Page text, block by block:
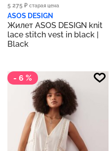
5 275 ₽ старая цена
ASOS DESIGN
Жилет ASOS DESIGN knit
lace stitch vest in black |
Black
- 6 %